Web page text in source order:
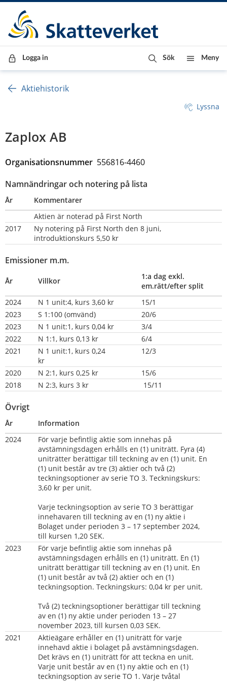
Till innehåll
Till navigationen
Till chattrobot
Logga in Sök Meny
Aktiehistorik
Lyssna
Zaplox AB
Organisationsnummer 556816-4460
Namnändringar och notering på lista
År
Kommentarer
Aktien är noterad på First North
2017
Ny notering på First North den 8 juni,
introduktionskurs 5,50 kr
Emissioner m.m.
År Villkor
1:a dag exkl.
em.rätt/efter split
2024
N 1 unit:4, kurs 3,60 kr
15/1
2023
S 1:100 (omvänd)
20/6
2023
N 1 unit:1, kurs 0,04 kr
3/4
2022
N 1:1, kurs 0,13 kr
6/4
2021
N 1 unit:1, kurs 0,24
kr
12/3
2020 N 2:1, kurs 0,25 kr
15/6
2018
N 2:3, kurs 3 kr 15/11
Övrigt
År
Information
2024
För varje befintlig aktie som innehas på
avstämningsdagen erhålls en (1) uniträtt. Fyra (4)
uniträtter berättigar till teckning av en (1) unit. En
(1) unit består av tre (3) aktier och två (2)
teckningsoptioner av serie TO 3. Teckningskurs:
3,60 kr per unit.
Varje teckningsoption av serie TO 3 berättigar
innehavaren till teckning av en (1) ny aktie i
Bolaget under perioden 3 – 17 september 2024,
till kursen 1,20 SEK.
2023
För varje befintlig aktie som innehas på
avstämningsdagen erhålls en (1) uniträtt. En (1)
uniträtt berättigar till teckning av en (1) unit. En
(1) unit består av två (2) aktier och en (1)
teckningsoption. Teckningskurs: 0,04 kr per unit.
Två (2) teckningsoptioner berättigar till teckning
av en (1) ny aktie under perioden 13 – 27
november 2023, till kursen 0,03 SEK.
2021
Aktieägare erhåller en (1) uniträtt för varje
innehavd aktie i bolaget på avstämningsdagen.
Det krävs en (1) uniträtt för att teckna en unit.
Varje unit består av en (1) ny aktie och en (1)
teckningsoption av serie TO 1. Varje tvåtal